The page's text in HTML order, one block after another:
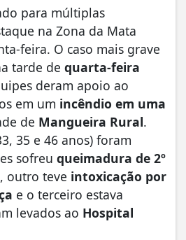
para múltiplas
na Zona da Mata
feira. O caso mais grave
tarde de quarta-feira
deram apoio ao
em um incêndio em uma
de Mangueira Rural.
35 e 46 anos) foram
sofreu queimadura de 2º
outro teve intoxicação por
e o terceiro estava
levados ao Hospital